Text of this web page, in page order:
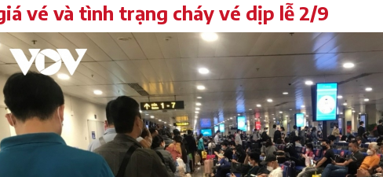
vé và tình trạng cháy vé dịp lễ 2/9